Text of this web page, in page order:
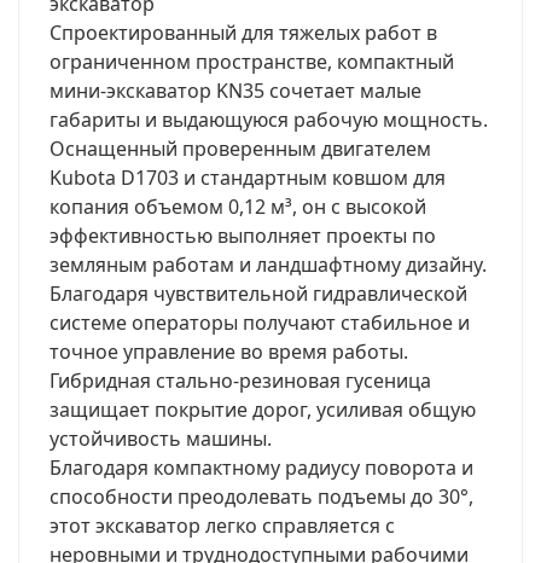
Спроектированный для тяжелых работ в
ограниченном пространстве, компактный
мини-экскаватор KN35 сочетает малые
габариты и выдающуюся рабочую мощность.
Оснащенный проверенным двигателем
Kubota D1703 и стандартным ковшом для
копания объемом 0,12 м³, он с высокой
эффективностью выполняет проекты по
земляным работам и ландшафтному дизайну.
Благодаря чувствительной гидравлической
системе операторы получают стабильное и
точное управление во время работы.
Гибридная стально-резиновая гусеница
защищает покрытие дорог, усиливая общую
устойчивость машины.
Благодаря компактному радиусу поворота и
способности преодолевать подъемы до 30°,
этот экскаватор легко справляется с
неровными и труднодоступными рабочими